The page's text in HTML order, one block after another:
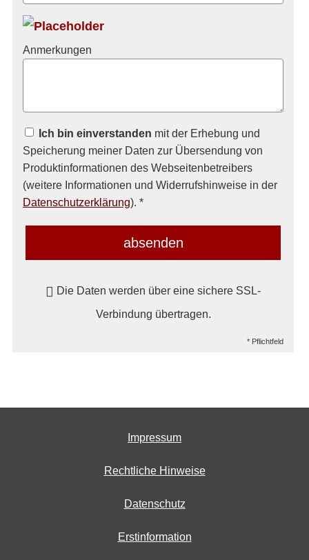
Anmerkungen
Ich bin einverstanden mit der Erhebung und
Speicherung meiner Daten zur Übersendung von
Produktinformationen des Webseitenbetreibers
(weitere Informationen und Widerrufshinweise in der
Datenschutzerklärung). *
absenden
Die Daten werden über eine sichere SSL-
Verbindung übertragen.
* Pflichtfeld
Impressum
Rechtliche Hinweise
Datenschutz
Erstinformation